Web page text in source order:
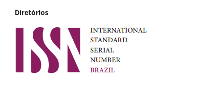
Diretórios